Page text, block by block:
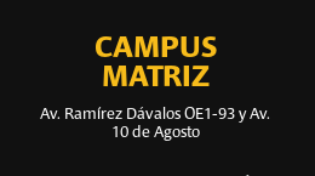
CAMPUS
MATRIZ
Av. Ramírez Dávalos OE1-93 y Av.
10 de Agosto